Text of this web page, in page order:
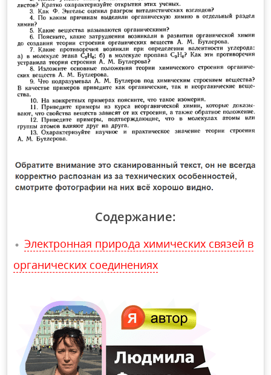
Содержание:
Электронная природа химических связей в
органических соединениях